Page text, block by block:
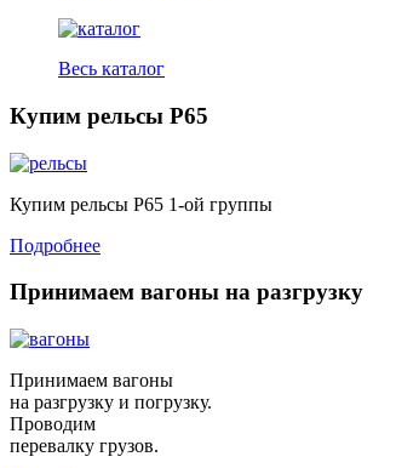
Весь каталог
Купим рельсы Р65
Купим рельсы Р65 1-ой группы
Подробнее
Принимаем вагоны на разгрузку
Принимаем вагоны
на разгрузку и погрузку.
Проводим
перевалку грузов.